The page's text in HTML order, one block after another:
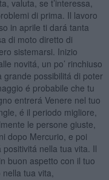
valuta, se t’interessa,
di prima. Il lavoro
in aprile ti dará tanta
di moto diretto di
sistemarsi. Inizio
novitá, un po’ rinchiuso
grande possibilitá di poter
é probabile che tu
entrerá Venere nel tuo
é il periodo migliore,
le persone giuste,
dopo Mercurio, e poi
nella tua vita. Il
buon aspetto con il tuo
tua vita,